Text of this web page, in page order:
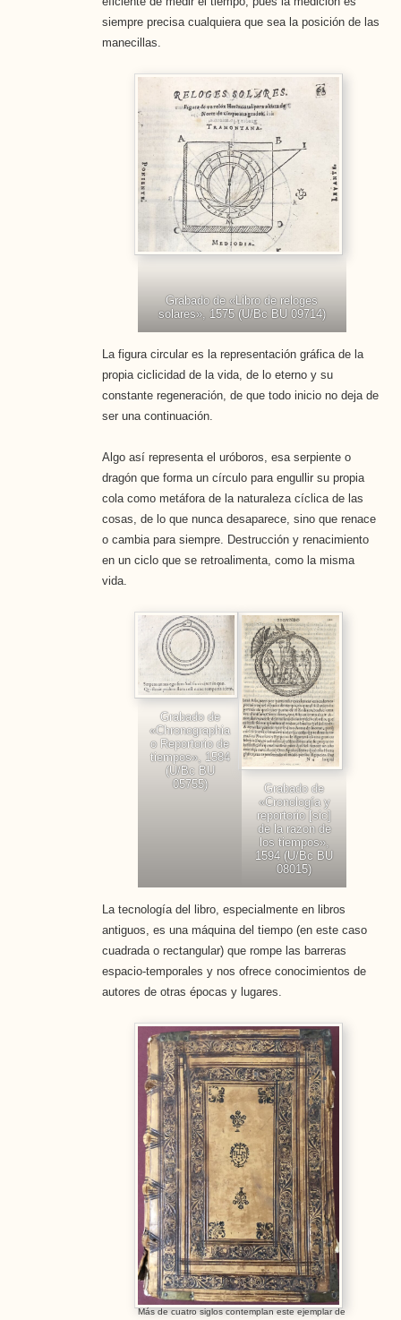
siempre precisa cualquiera que sea la posición de las
manecillas.
Grabado de «Libro de reloges
solares», 1575 (U/Bc BU 09714)
La figura circular es la representación gráfica de la
propia ciclicidad de la vida, de lo eterno y su
constante regeneración, de que todo inicio no deja de
ser una continuación.
Algo así representa el uróboros, esa serpiente o
dragón que forma un círculo para engullir su propia
cola como metáfora de la naturaleza cíclica de las
cosas, de lo que nunca desaparece, sino que renace
o cambia para siempre. Destrucción y renacimiento
en un ciclo que se retroalimenta, como la misma
vida.
Grabado de
«Chronographia
o Reportorio de
tiempos», 1584
(U/Bc BU
05755)
Grabado de
«Cronología y
reportorio [sic]
de la razon de
los tiempos»,
1594 (U/Bc BU
08015)
La tecnología del libro, especialmente en libros
antiguos, es una máquina del tiempo (en este caso
cuadrada o rectangular) que rompe las barreras
espacio-temporales y nos ofrece conocimientos de
autores de otras épocas y lugares.
Más de cuatro siglos contemplan este ejemplar de